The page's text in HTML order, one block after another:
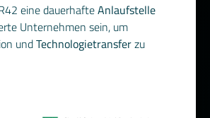
eine dauerhafteAnlaufstelle
Unternehmen sein, um
undTechnologietransferzu